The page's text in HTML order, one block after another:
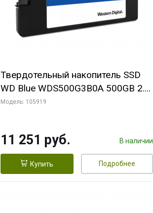
Твердотельный накопитель SSD
WD Blue WDS500G3B0A 500GB 2.5"
Client (884639)(463902)
Модель: 105919
11 251 руб. В наличии
Купить Подробнее